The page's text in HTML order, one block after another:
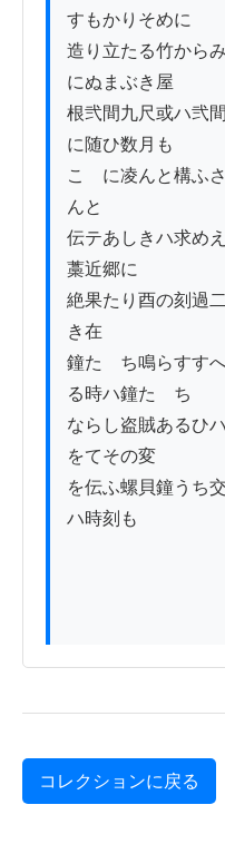
すもかりそめに
造り立たる竹から
にぬまぶき屋
根弐間九尺或ハ弐
に随ひ数月も
こゝに凌んと構ふ
んと
伝テあしきハ求め
藁近郷に
絶果たり酉の刻過
き在
鐘たゝち鳴らすす
る時ハ鐘たゝち
ならし盗賊あるひ
をてその変
を伝ふ螺貝鐘うち
ハ時刻も
コレクションに戻る